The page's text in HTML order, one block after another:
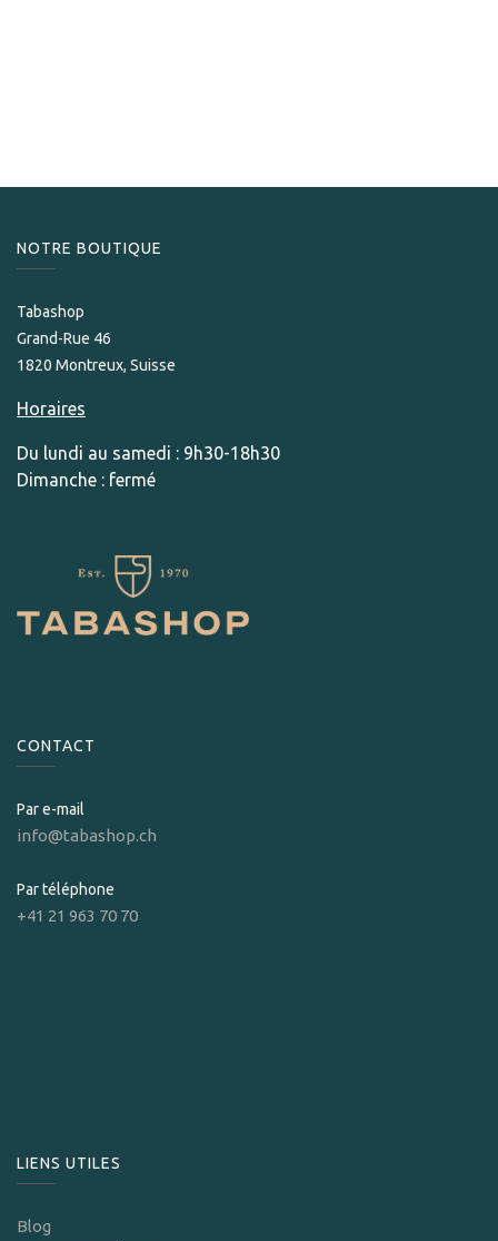
NOTRE BOUTIQUE
Tabashop
Grand-Rue 46
1820 Montreux, Suisse
Horaires
Du lundi au samedi : 9h30-18h30
Dimanche : fermé
CONTACT
Par e-mail
info@tabashop.ch
Par téléphone
+41 21 963 70 70
LIENS UTILES
Blog